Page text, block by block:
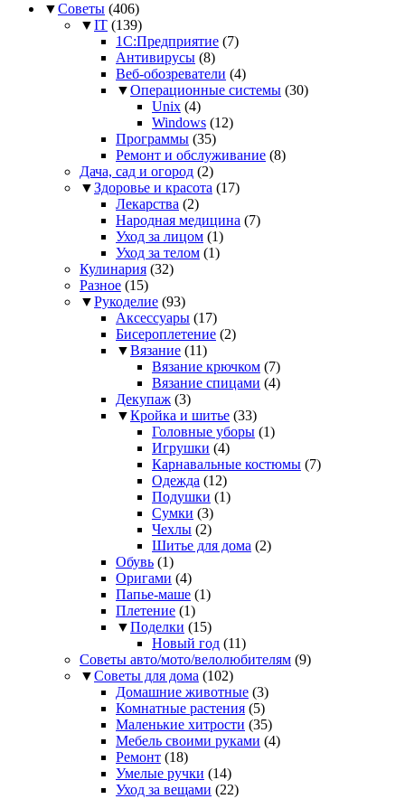
▼Советы (406)
▼IT (139)
1С:Предприятие (7)
Антивирусы (8)
Веб-обозреватели (4)
▼Операционные системы (30)
Unix (4)
Windows (12)
Программы (35)
Ремонт и обслуживание (8)
Дача, сад и огород (2)
▼Здоровье и красота (17)
Лекарства (2)
Народная медицина (7)
Уход за лицом (1)
Уход за телом (1)
Кулинария (32)
Разное (15)
▼Рукоделие (93)
Аксессуары (17)
Бисероплетение (2)
▼Вязание (11)
Вязание крючком (7)
Вязание спицами (4)
Декупаж (3)
▼Кройка и шитье (33)
Головные уборы (1)
Игрушки (4)
Карнавальные костюмы (7)
Одежда (12)
Подушки (1)
Сумки (3)
Чехлы (2)
Шитье для дома (2)
Обувь (1)
Оригами (4)
Папье-маше (1)
Плетение (1)
▼Поделки (15)
Новый год (11)
Советы авто/мото/велолюбителям (9)
▼Советы для дома (102)
Домашние животные (3)
Комнатные растения (5)
Маленькие хитрости (35)
Мебель своими руками (4)
Ремонт (18)
Умелые ручки (14)
Уход за вещами (22)